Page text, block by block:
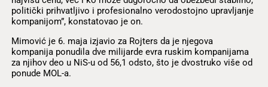
politički prihvatljivo i profesionalno verodostojno upravljanje
kompanijom”, konstatovao je on.
Mimović je 6. maja izjavio za Rojters da je njegova
kompanija ponudila dve milijarde evra ruskim kompanijama
za njihov deo u NiS-u od 56,1 odsto, što je dvostruko više od
ponude MOL-a.